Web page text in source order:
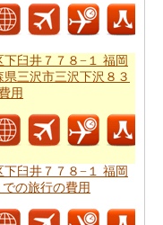
かもしれません。あ
市博多区下臼井７７
空港までの飛行時間
あなたの旅行の途中
合、あなたの日本、
下臼井７７８−１ 福岡
三沢市三沢下沢８３
用
下臼井７７８−１ 福岡
の旅行の費用